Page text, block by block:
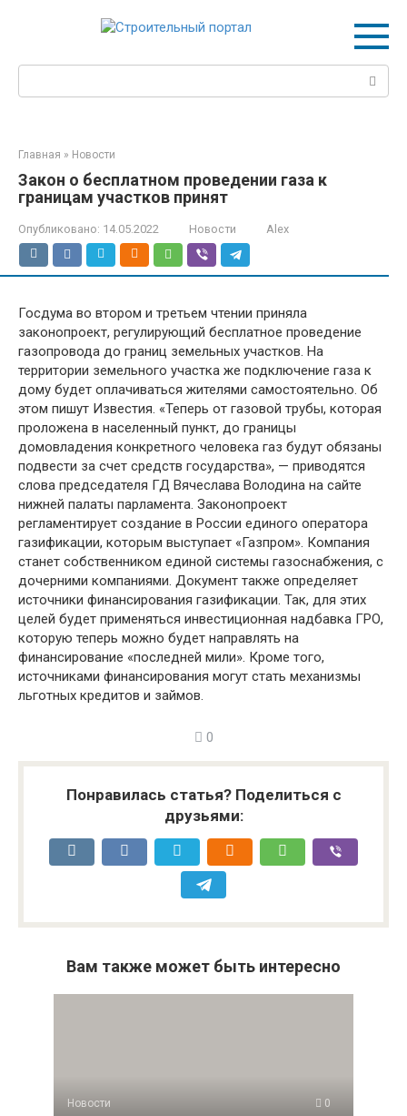
Поиск:
Главная » Новости
Закон о бесплатном проведении газа к
границам участков принят
Опубликовано: 14.05.2022 Новости Alex
Госдума во втором и третьем чтении приняла
законопроект, регулирующий бесплатное проведение
газопровода до границ земельных участков. На
территории земельного участка же подключение газа к
дому будет оплачиваться жителями самостоятельно. Об
этом пишут Известия. «Теперь от газовой трубы, которая
проложена в населенный пункт, до границы
домовладения конкретного человека газ будут обязаны
подвести за счет средств государства», — приводятся
слова председателя ГД Вячеслава Володина на сайте
нижней палаты парламента. Законопроект
регламентирует создание в России единого оператора
газификации, которым выступает «Газпром». Компания
станет собственником единой системы газоснабжения, с
дочерними компаниями. Документ также определяет
источники финансирования газификации. Так, для этих
целей будет применяться инвестиционная надбавка ГРО,
которую теперь можно будет направлять на
финансирование «последней мили». Кроме того,
источниками финансирования могут стать механизмы
льготных кредитов и займов.
0
Понравилась статья? Поделиться с
друзьями:
Вам также может быть интересно
Новости 0